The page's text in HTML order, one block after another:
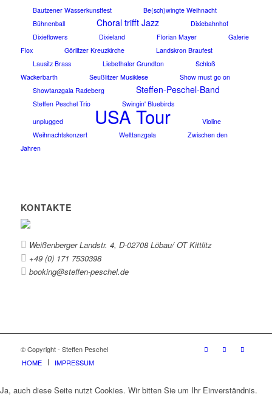
Bautzener Wasserkunstfest
Be(sch)wingte Weihnacht
Bühnenball
Choral trifft Jazz
Dixiebahnhof
Dixieflowers
Dixieland Florian Mayer
Galerie
Flox
Görlitzer Kreuzkirche
Landskron Braufest
Lausitz Brass
Liebethaler Grundton
Schloß
Wackerbarth
Seußlitzer Musiklese
Show must go on
Showtanzgala Radeberg
Steffen-Peschel-Band
Steffen Peschel Trio
Swingin' Bluebirds
unplugged
USA Tour
Violine
Weihnachtskonzert
Welttanzgala
Zwischen den
Jahren
KONTAKTE
Weißenberger Landstr. 4, D-02708 Löbau/ OT Kittlitz
+49 (0) 171 7530398
booking@steffen-peschel.de
© Copyright - Steffen Peschel
HOME
IMPRESSUM
Ja, auch diese Seite nutzt Cookies. Wir bitten Sie um Ihr Einverständnis.